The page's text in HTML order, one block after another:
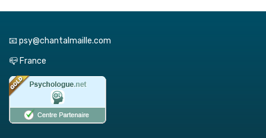
📧 psy@chantalmaille.com
📪 France